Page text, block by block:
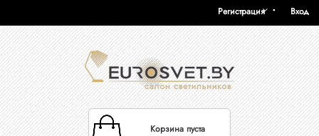
Вход
Регистрация
Корзина пуста